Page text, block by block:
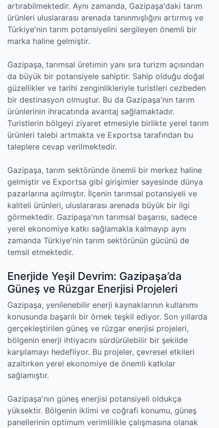
artırabilmektedir. Aynı zamanda, Gazipaşa'daki tarım
ürünleri uluslararası arenada tanınmışlığını artırmış ve
Türkiye'nin tarım potansiyelini sergileyen önemli bir
marka haline gelmiştir.
Gazipaşa, tarımsal üretimin yanı sıra turizm açısından
da büyük bir potansiyele sahiptir. Sahip olduğu doğal
güzellikler ve tarihi zenginlikleriyle turistleri cezbeden
bir destinasyon olmuştur. Bu da Gazipaşa'nın tarım
ürünlerinin ihracatında avantaj sağlamaktadır.
Turistlerin bölgeyi ziyaret etmesiyle birlikte yerel tarım
ürünleri talebi artmakta ve Exportsa tarafından bu
taleplere cevap verilmektedir.
Gazipaşa, tarım sektöründe önemli bir merkez haline
gelmiştir ve Exportsa gibi girişimler sayesinde dünya
pazarlarına açılmıştır. İlçenin tarımsal potansiyeli ve
kaliteli ürünleri, uluslararası arenada büyük bir ilgi
görmektedir. Gazipaşa'nın tarımsal başarısı, sadece
yerel ekonomiye katkı sağlamakla kalmayıp aynı
zamanda Türkiye'nin tarım sektörünün gücünü de
temsil etmektedir.
Enerjide Yeşil Devrim: Gazipaşa’da
Güneş ve Rüzgar Enerjisi Projeleri
Gazipaşa, yenilenebilir enerji kaynaklarının kullanımı
konusunda başarılı bir örnek teşkil ediyor. Son yıllarda
gerçekleştirilen güneş ve rüzgar enerjisi projeleri,
bölgenin enerji ihtiyacını sürdürülebilir bir şekilde
karşılamayı hedefliyor. Bu projeler, çevresel etkileri
azaltırken yerel ekonomiye de önemli katkılar
sağlamıştır.
Gazipaşa'nın güneş enerjisi potansiyeli oldukça
yüksektir. Bölgenin iklimi ve coğrafi konumu, güneş
panellerinin optimum verimlilikle çalışmasına olanak